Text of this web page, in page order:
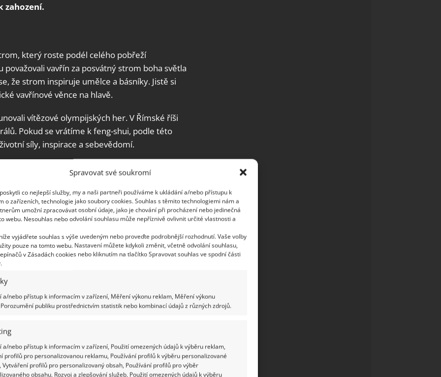
Spravovat své soukromí
co nejlepší služby, my a naši partneři používáme k ukládání a/nebo přístupu k
o zařízeních, technologie jako soubory cookies. Souhlas s těmito technologiemi nám a
umožní zpracovávat osobní údaje, jako je chování při procházení nebo jedinečná
webu. Nesouhlas nebo odvolání souhlasu může nepříznivě ovlivnit určité vlastnosti a
vyjádřete souhlas s výše uvedeným nebo proveďte podrobnější rozhodnutí. Vaše volby
pouze na tomto webu. Nastavení můžete kdykoli změnit, včetně odvolání souhlasu,
v Zásadách cookies nebo kliknutím na tlačítko Spravovat souhlas ve spodní části
a/nebo přístup k informacím v zařízení, Měření výkonu reklam, Měření výkonu
publiku prostřednictvím statistik nebo kombinací údajů z různých zdrojů.
a/nebo přístup k informacím v zařízení, Použití omezených údajů k výběru reklam,
profilů pro personalizovanou reklamu, Používání profilů k výběru personalizované
Vytváření profilů pro personalizovaný obsah, Používání profilů pro výběr
obsahu, Rozvoj a zlepšování služeb, Použití omezených údajů k výběru
zahození.
který roste podél celého pobřeží
vavřín za posvátný strom boha světla
že strom inspiruje umělce a básníky. Jistě si
vavřínové věnce na hlavě.
vítězové olympijských her. V Římské říši
Pokud se vrátíme k feng-shui, podle této
síly, inspirace a sebevědomí.